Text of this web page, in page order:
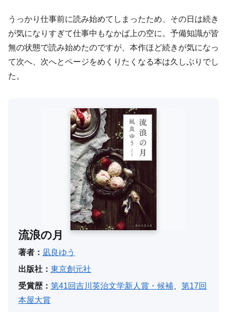
うっかり仕事前に読み始めてしまったため、その日は続き
が気になりすぎて仕事中もなかば上の空に。予備知識が皆
無の状態で読み始めたのですが、本作ほど続きが気になっ
て次へ、次へとページをめくりたくなる本は久しぶりでし
た。
流浪の月
著者： 凪良ゆう
出版社： 東京創元社
受賞歴： 第41回吉川英治文学新人賞・候補
第17回
本屋大賞